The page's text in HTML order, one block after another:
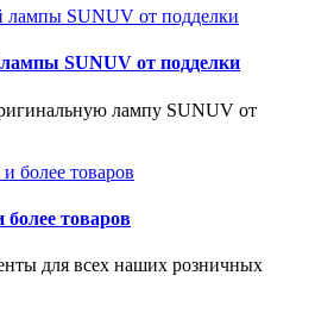
SUNUV от подделки
лампу SUNUV от
более товаров
для всех наших розничных